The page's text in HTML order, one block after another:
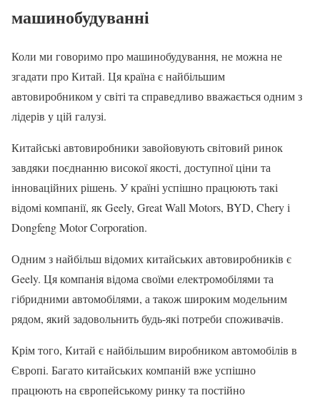
машинобудуванні
Коли ми говоримо про машинобудування, не можна не
згадати про Китай. Ця країна є найбільшим
автовиробником у світі та справедливо вважається одним з
лідерів у цій галузі.
Китайські автовиробники завойовують світовий ринок
завдяки поєднанню високої якості, доступної ціни та
інноваційних рішень. У країні успішно працюють такі
відомі компанії, як Geely, Great Wall Motors, BYD, Chery і
Dongfeng Motor Corporation.
Одним з найбільш відомих китайських автовиробників є
Geely. Ця компанія відома своїми електромобілями та
гібридними автомобілями, а також широким модельним
рядом, який задовольнить будь-які потреби споживачів.
Крім того, Китай є найбільшим виробником автомобілів в
Європі. Багато китайських компаній вже успішно
працюють на європейському ринку та постійно